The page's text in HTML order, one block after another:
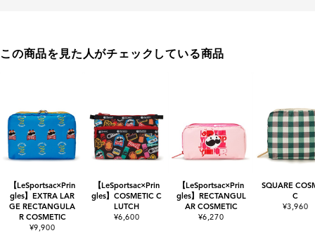
この商品を見た人がチェックしている商品
【LeSportsac×Prin
gles】EXTRA LAR
GE RECTANGULA
R COSMETIC
¥9,900
【LeSportsac×Prin
gles】COSMETIC C
LUTCH
¥6,600
【LeSportsac×Prin
gles】RECTANGUL
AR COSMETIC
¥6,270
SQUARE
C
¥3,960